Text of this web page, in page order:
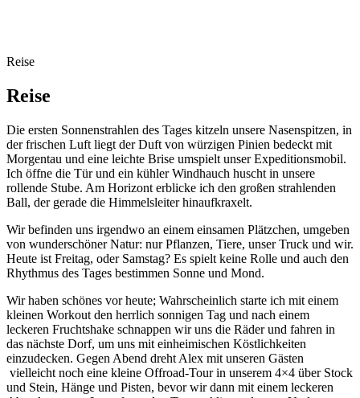
Reise
Reise
Die ersten Sonnenstrahlen des Tages kitzeln unsere Nasenspitzen, in
der frischen Luft liegt der Duft von würzigen Pinien bedeckt mit
Morgentau und eine leichte Brise umspielt unser Expeditionsmobil.
Ich öffne die Tür und ein kühler Windhauch huscht in unsere
rollende Stube. Am Horizont erblicke ich den großen strahlenden
Ball, der gerade die Himmelsleiter hinaufkraxelt.
Wir befinden uns irgendwo an einem einsamen Plätzchen, umgeben
von wunderschöner Natur: nur Pflanzen, Tiere, unser Truck und wir.
Heute ist Freitag, oder Samstag? Es spielt keine Rolle und auch den
Rhythmus des Tages bestimmen Sonne und Mond.
Wir haben schönes vor heute; Wahrscheinlich starte ich mit einem
kleinen Workout den herrlich sonnigen Tag und nach einem
leckeren Fruchtshake schnappen wir uns die Räder und fahren in
das nächste Dorf, um uns mit einheimischen Köstlichkeiten
einzudecken. Gegen Abend dreht Alex mit unseren Gästen
vielleicht noch eine kleine Offroad-Tour in unserem 4×4 über Stock
und Stein, Hänge und Pisten, bevor wir dann mit einem leckeren